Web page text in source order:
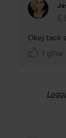
5
Okej tack
1 gillar